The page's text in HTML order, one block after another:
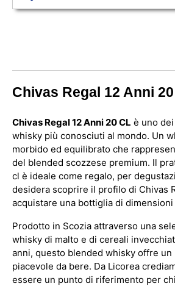
Chivas Regal 12 Anni
Chivas Regal 12 Anni 20 CL è uno
whisky più conosciuti al mondo. Un
morbido ed equilibrato che
del blended scozzese premium. Il
cl è ideale come regalo, per
desidera scoprire il profilo di Chivas
acquistare una bottiglia di
Prodotto in Scozia attraverso una
whisky di malto e di cereali
anni, questo blended whisky offre
piacevole da bere. Da Licorea
essere un punto di riferimento per